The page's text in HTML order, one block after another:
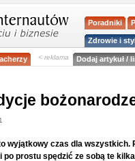
Poradniki
Zdrowie i
< reklama Dodaj artykuł /
wyjątkowy czas dla
po prostu spędzić ze sobą te